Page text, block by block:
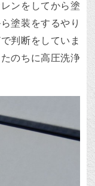
ンをしてから塗
塗装をするやり
判断をしていま
のちに高圧洗浄